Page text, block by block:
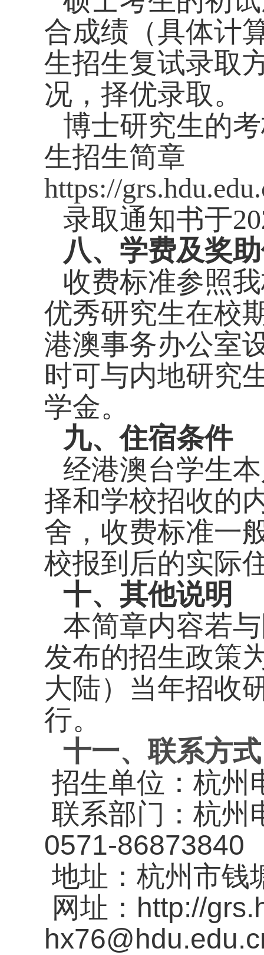
合成绩（具体计
生招生复试录取
况，择优录取。
博士研究生的
生招生简章
https://
录取通知书于
八、学费及奖
收费标准参照
优秀研究生在校
港澳事务办公室
时可与内地研究
学金。
九、住宿条件
经港澳台学生
择和学校招收的
舍，收费标准一
校报到后的实际
十、其他说明
本简章内容若
发布的招生政策
大陆）当年招收
行。
十一、联系方式
招生单位：杭州
联系部门：杭州
0571-86873840
地址：杭州市钱
网址： http://